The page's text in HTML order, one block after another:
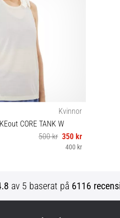
Kvinnor
CORE TANK W
500 kr 350 kr
400 kr
av 5 baserat på 6116